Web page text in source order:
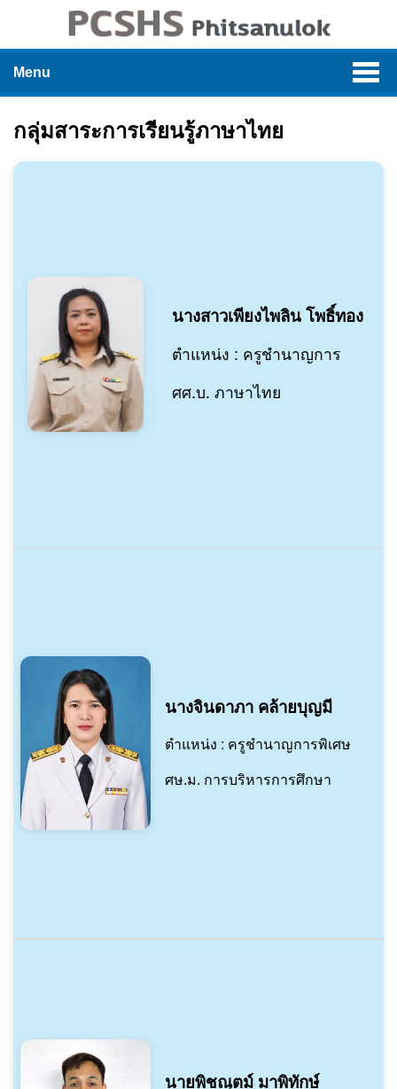
Menu
กลุ่มสาระการเรียนรู้ภาษาไทย
นางสาวเพียงไพลิน โพธิ์ทอง
ตำแหน่ง : ครูชำนาญการ
ศศ.บ. ภาษาไทย
นางจินดาภา คล้ายบุญมี
ตำแหน่ง : ครูชำนาญการพิเศษ
ศษ.ม. การบริหารการศึกษา
นายพิชณุตม์ มาพิทักษ์